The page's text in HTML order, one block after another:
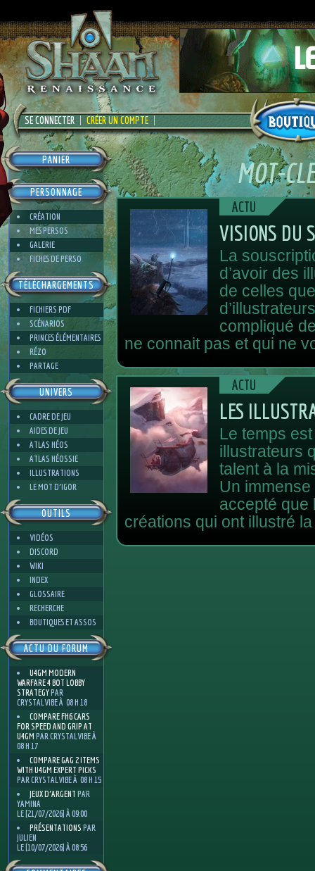
SE CONNECTER CRÉER UN COMPTE
PANIER
PERSONNAGE
CRÉATION
MES PERSOS
GALERIE
FICHES DE PERSO
TÉLÉCHARGEMENTS
FICHIERS PDF
SCÉNARIOS
PRINCES ÉLÉMENTAIRES
RÉZO
PARTAGE
UNIVERS
CADRE DE JEU
AIDES DE JEU
ATLAS HÉOS
ATLAS HÉOSSIE
ILLUSTRATIONS
LE MOT D'IGOR
OUTILS
VIDÉOS
DISCORD
WIKI
INDEX
GLOSSAIRE
RECHERCHE
BOUTIQUES ET ASSOS
ACTU DU FORUM
U4GM MODERN
WARFARE 4 BOT LOBBY
STRATEGYPAR
CRYSTALVIBE À 08 H 18
COMPARE FH6 CARS
FOR SPEED AND GRIP AT
U4GM PAR CRYSTALVIBE À
08 H 17
COMPARE GAG 2 ITEMS
WITH U4GM EXPERT PICKS
PAR CRYSTALVIBE À 08 H 15
JEUX D'ARGENT PAR
YAMINA
LE [21/07/2026] À 09:00
PRÉSENTATIONS PAR
JULIEN
LE [10/07/2026] À 08:56
MOT-
ACTU
VISIONS DU
La
d’avoir des
de celles
compliqué
ne connait pas et qui ne
ACTU
LES
Le temps
illustrateurs
talent à la
Un
accepté que
créations qui ont illustré